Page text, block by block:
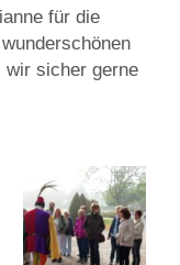
für die
wir sicher gerne